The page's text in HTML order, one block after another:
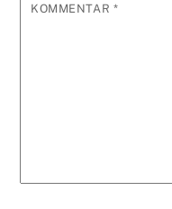
KOMMENTAR *